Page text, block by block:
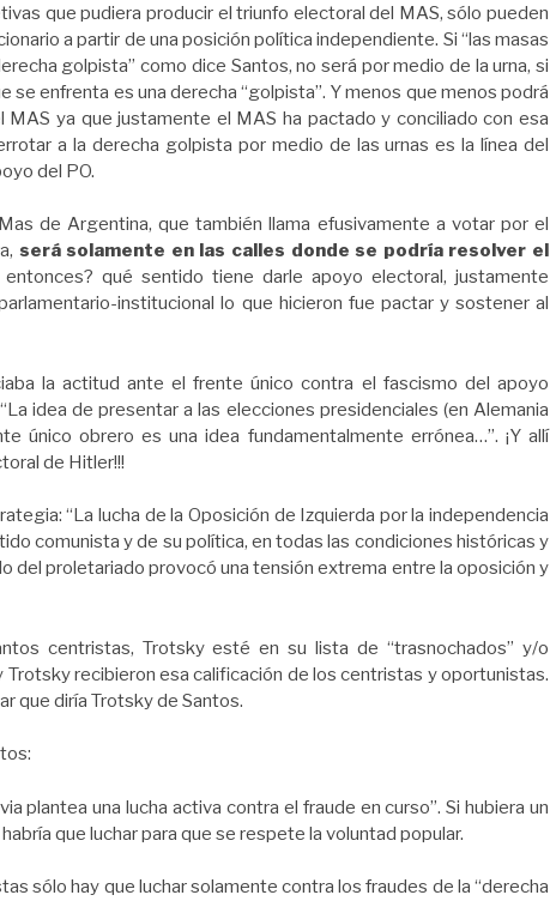
que pudiera producir el triunfo electoral del MAS, sólo pueden
a partir de una posición política independiente. Si “las masas
golpista” como dice Santos, no será por medio de la urna, si
se enfrenta es una derecha “golpista”. Y menos que menos podrá
ya que justamente el MAS ha pactado y conciliado con esa
a la derecha golpista por medio de las urnas es la línea del
del PO.
de Argentina, que también llama efusivamente a votar por el
será solamente en las calles donde se podría resolver el
entonces? qué sentido tiene darle apoyo electoral, justamente
institucional lo que hicieron fue pactar y sostener al
la actitud ante el frente único contra el fascismo del apoyo
idea de presentar a las elecciones presidenciales (en Alemania
único obrero es una idea fundamentalmente errónea…”. ¡Y allí
de Hitler!!!
“La lucha de la Oposición de Izquierda por la independencia
comunista y de su política, en todas las condiciones históricas y
del proletariado provocó una tensión extrema entre la oposición y
centristas, Trotsky esté en su lista de “trasnochados” y/o
recibieron esa calificación de los centristas y oportunistas.
que diría Trotsky de Santos.
plantea una lucha activa contra el fraude en curso”. Si hubiera un
que luchar para que se respete la voluntad popular.
sólo hay que luchar solamente contra los fraudes de la “derecha